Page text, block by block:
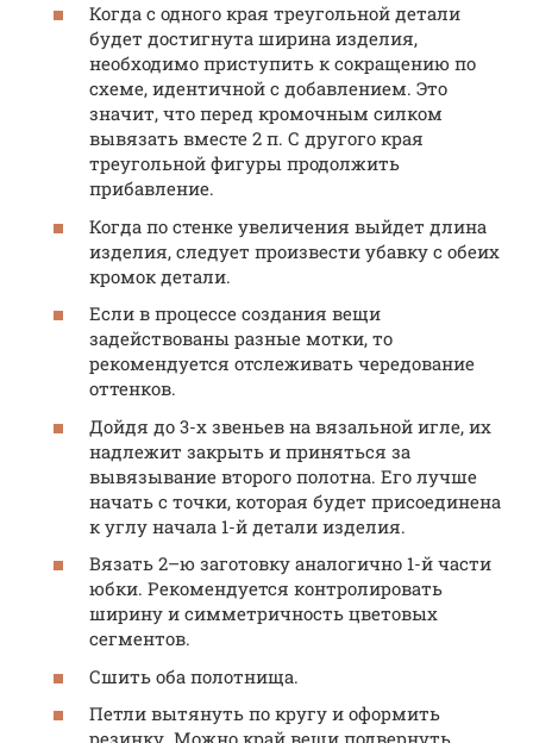
Когда с одного края треугольной детали
будет достигнута ширина изделия,
необходимо приступить к сокращению по
схеме, идентичной с добавлением. Это
значит, что перед кромочным силком
вывязать вместе 2 п. С другого края
треугольной фигуры продолжить
прибавление.
Когда по стенке увеличения выйдет длина
изделия, следует произвести убавку с обеих
кромок детали.
Если в процессе создания вещи
задействованы разные мотки, то
рекомендуется отслеживать чередование
оттенков.
Дойдя до 3-х звеньев на вязальной игле, их
надлежит закрыть и приняться за
вывязывание второго полотна. Его лучше
начать с точки, которая будет присоединена
к углу начала 1-й детали изделия.
Вязать 2–ю заготовку аналогично 1-й части
юбки. Рекомендуется контролировать
ширину и симметричность цветовых
сегментов.
Сшить оба полотнища.
Петли вытянуть по кругу и оформить
резинку. Можно край вещи подвернуть,